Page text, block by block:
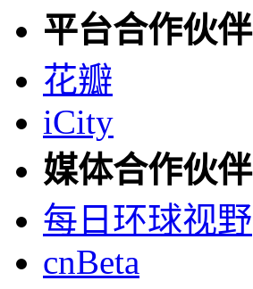
平台合作伙伴
花瓣
iCity
媒体合作伙伴
每日环球视野
cnBeta